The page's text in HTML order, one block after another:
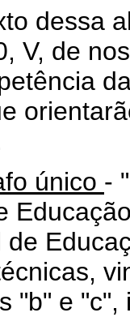
V, de
único -
"b" e